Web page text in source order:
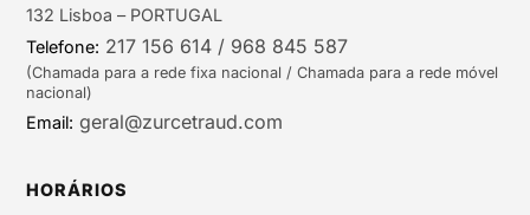
132 Lisboa – PORTUGAL
Telefone: 217 156 614 / 968 845 587
(Chamada para a rede fixa nacional / Chamada para a rede móvel
nacional)
Email: geral@zurcetraud.com
HORÁRIOS